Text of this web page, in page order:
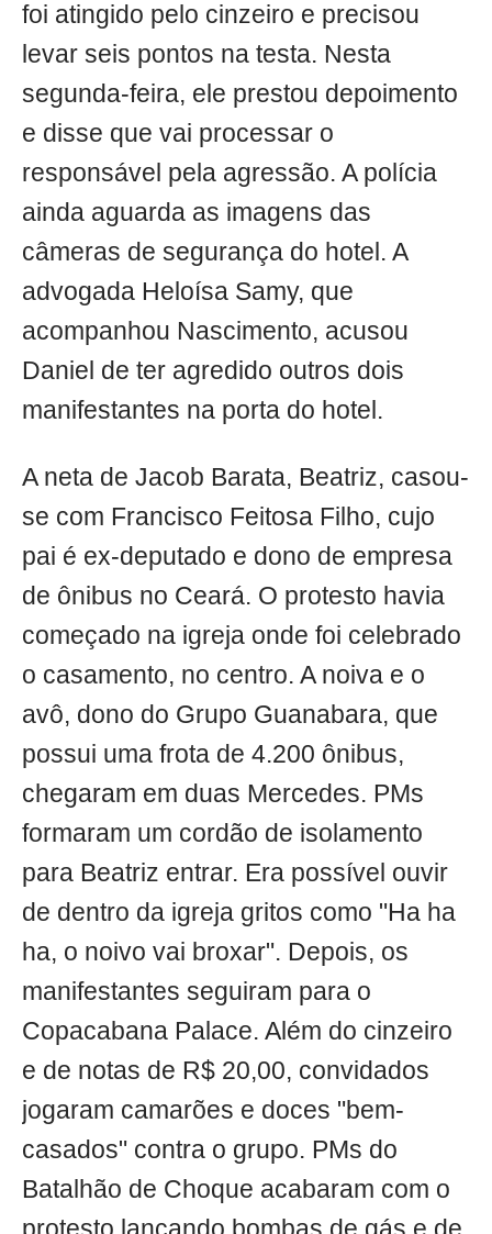
foi atingido pelo cinzeiro e precisou
levar seis pontos na testa. Nesta
segunda-feira, ele prestou depoimento
e disse que vai processar o
responsável pela agressão. A polícia
ainda aguarda as imagens das
câmeras de segurança do hotel. A
advogada Heloísa Samy, que
acompanhou Nascimento, acusou
Daniel de ter agredido outros dois
manifestantes na porta do hotel.
A neta de Jacob Barata, Beatriz, casou-
se com Francisco Feitosa Filho, cujo
pai é ex-deputado e dono de empresa
de ônibus no Ceará. O protesto havia
começado na igreja onde foi celebrado
o casamento, no centro. A noiva e o
avô, dono do Grupo Guanabara, que
possui uma frota de 4.200 ônibus,
chegaram em duas Mercedes. PMs
formaram um cordão de isolamento
para Beatriz entrar. Era possível ouvir
de dentro da igreja gritos como "Ha ha
ha, o noivo vai broxar". Depois, os
manifestantes seguiram para o
Copacabana Palace. Além do cinzeiro
e de notas de R$ 20,00, convidados
jogaram camarões e doces "bem-
casados" contra o grupo. PMs do
Batalhão de Choque acabaram com o